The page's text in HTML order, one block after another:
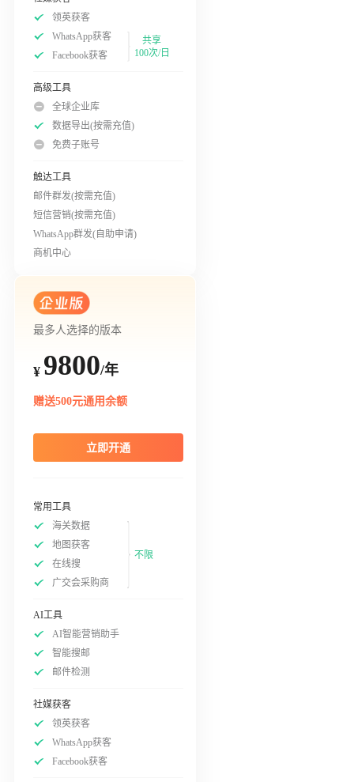
领英获客
WhatsApp获客
Facebook获客
共享
100次/日
高级工具
全球企业库
数据导出(按需充值)
免费子账号
触达工具
邮件群发(按需充值)
短信营销(按需充值)
WhatsApp群发(自助申请)
商机中心
最多人选择的版本
¥ 9800/年
赠送500元通用余额
立即开通
常用工具
海关数据
地图获客
在线搜
广交会采购商
不限
AI工具
AI智能营销助手
智能搜邮
邮件检测
社媒获客
领英获客
WhatsApp获客
Facebook获客